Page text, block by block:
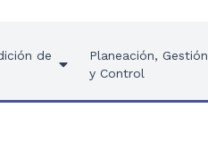
de
Planeación, Gestión
y Control